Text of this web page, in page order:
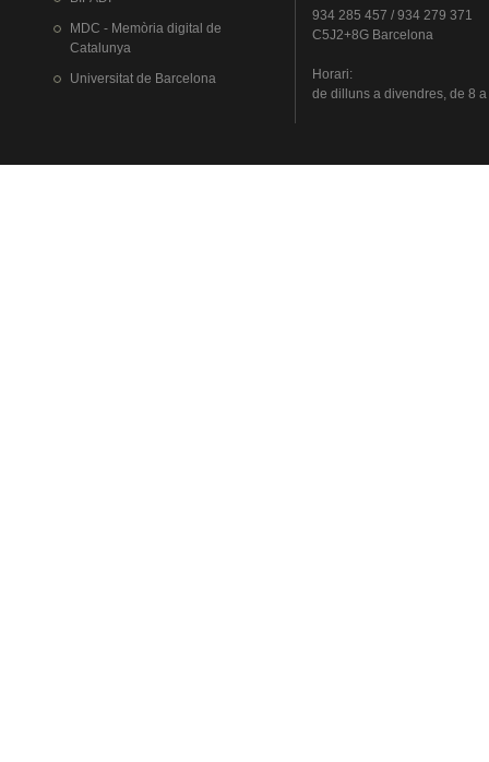
MDC - Memòria digital de
Catalunya
Universitat de Barcelona
934 285 457 / 934 279 371
C5J2+8G Barcelona
Horari:
de dillunsa divendres, de 8